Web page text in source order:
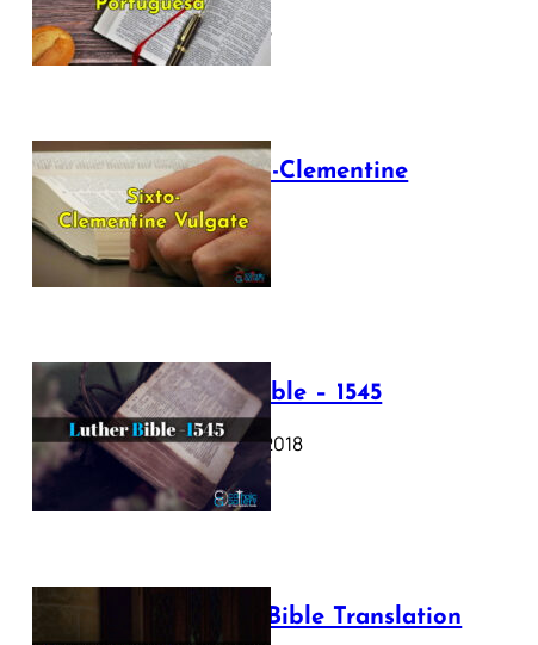
July 16, 2025
The Sixto-Clementine
Vulgate
July 12, 2025
Luther Bible – 1545
October 17, 2018
Webster Bible Translation